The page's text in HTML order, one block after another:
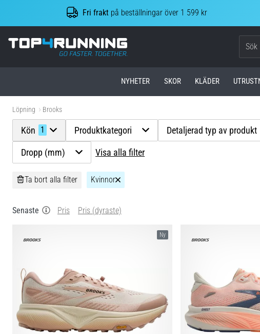
Fri frakt på beställningar över 1 599 kr
Top4Running.se
NYHETER SKOR KLÄDER
Löpning Brooks
Kön 1 Produktkategori Detaljerad typ av produkt
Dropp (mm) Visa alla filter
Ta bort alla filter Kvinnor
Senaste Pris Pris (dyraste)
Ny